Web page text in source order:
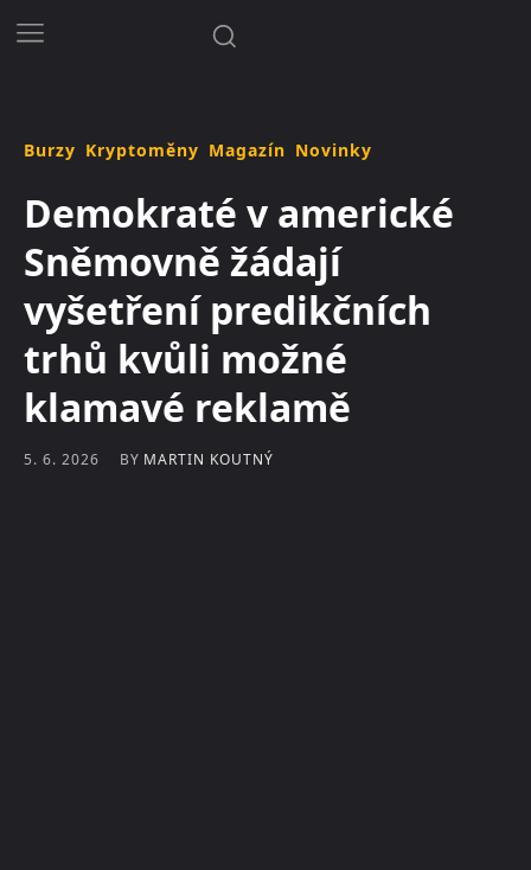
Burzy Kryptoměny Magazín Novinky
Demokraté v americké
Sněmovně žádají
vyšetření predikčních
trhů kvůli možné
klamavé reklamě
5. 6. 2026 BY MARTIN KOUTNÝ